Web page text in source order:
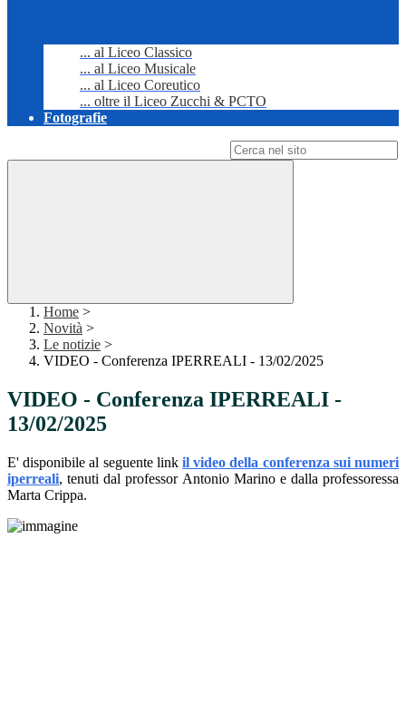
... al Liceo Classico
... al Liceo Musicale
... al Liceo Coreutico
... oltre il Liceo Zucchi & PCTO
Fotografie
Home >
Novità >
Le notizie >
VIDEO - Conferenza IPERREALI - 13/02/2025
VIDEO - Conferenza IPERREALI -
13/02/2025
E' disponibile al seguente link il video della conferenza sui numeri
iperreali, tenuti dal professor Antonio Marino e dalla professoressa
Marta Crippa.